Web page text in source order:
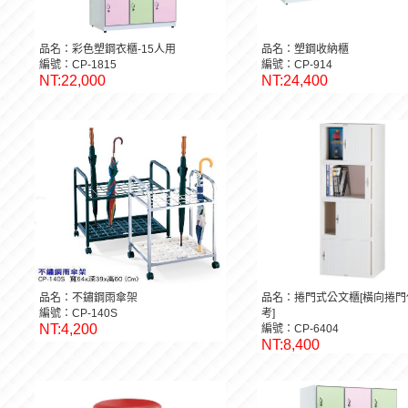
品名：彩色塑鋼衣櫃-15人用
編號：CP-1815
NT:22,000
品名：塑鋼收納櫃
編號：CP-914
NT:24,400
品名：不鏽鋼雨傘架
編號：CP-140S
NT:4,200
品名：捲門式公文櫃[橫向捲
考]
編號：CP-6404
NT:8,400